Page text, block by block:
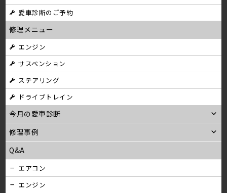
ゲ
ー
シ
ョ
ン
愛車診断のご予約
修理メニュー
エンジン
サスペンション
ステアリング
ドライブトレイン
今月の愛車診断
修理事例
Q&A
エアコン
エンジン